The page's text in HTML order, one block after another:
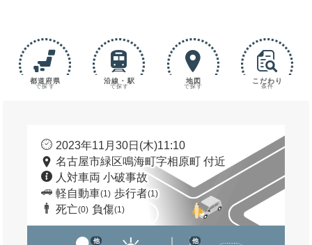
都道府県
で探す
沿線・駅
で探す
地図
で探す
こだわり
条件
2023年11月30日(木)11:10
名古屋市緑区鳴海町字相原町 付近
人対車両 小破事故
軽自動車(1) 歩行者(1)
死亡(0) 負傷(1)
他 他